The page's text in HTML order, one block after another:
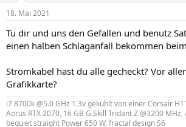
18. Mai 2021
Tu dir und uns den Gefallen und benutz
einen halben Schlaganfall bekommen
Stromkabel hast du alle gecheckt? Vor
Grafikkarte?
i7 8700k @5.0 GHz 1.3v gekühlt von einer Corsair
Aorus RTX 2070, 16 GB G.Skill Tridant Z @3200
bequiet straight Power 650 W, fractal design S6